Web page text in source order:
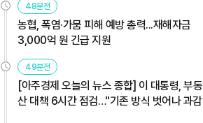
48분전
농협, 폭염·가뭄 피해 예방 총력...재해자금
3,000억 원 긴급 지원
49분전
[아주경제 오늘의 뉴스 종합] 이 대통령, 부동
산 대책 6시간 점검…"기존 방식 벗어나 과감